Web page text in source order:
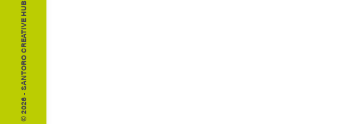
© 2026 - SANTORO CREATIVE HUB